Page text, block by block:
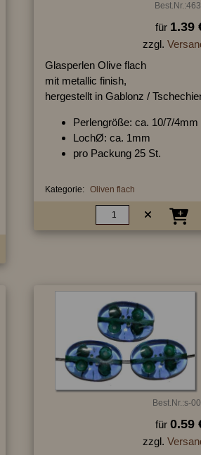
für 1.39
zzgl.
Glasperlen Olive flach
mit metallic finish,
hergestellt in Gablonz /
Perlengröße: ca. 10/7/4mm
LochØ: ca. 1mm
pro Packung 25 St.
Kategorie: Oliven flach
Best.Nr.:s-
für 0.59
zzgl.